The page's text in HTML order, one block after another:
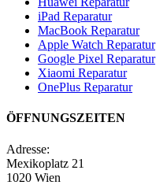
iPad Reparatur
MacBook Reparatur
Apple Watch Reparatur
Google Pixel Reparatur
Xiaomi Reparatur
OnePlus Reparatur
ÖFFNUNGSZEITEN
Adresse:
Mexikoplatz 21
1020 Wien